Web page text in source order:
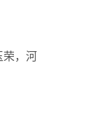
荣，河